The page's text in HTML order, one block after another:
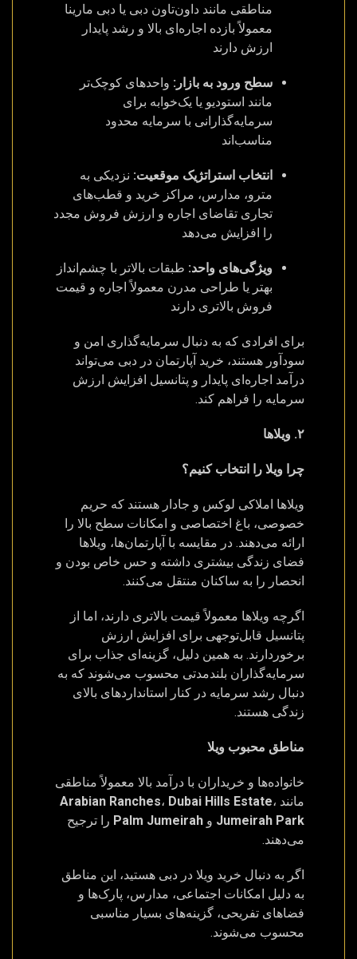
مناطقی مانند داون‌تاون دبی یا دبی مارینا
معمولاً بازده اجاره‌ای بالا و رشد پایدار
ارزش دارند
سطح ورود به بازار: واحدهای کوچک‌تر
مانند استودیو یا یک‌خوابه برای
سرمایه‌گذارانی با سرمایه محدود
مناسب‌اند
انتخاب استراتژیک موقعیت: نزدیکی به
مترو، مدارس، مراکز خرید و قطب‌های
تجاری تقاضای اجاره و ارزش فروش مجدد
را افزایش می‌دهد
ویژگی‌های واحد: طبقات بالاتر با چشم‌انداز
بهتر یا طراحی مدرن معمولاً اجاره و قیمت
فروش بالاتری دارند
برای افرادی که به دنبال سرمایه‌گذاری امن و
سودآور هستند، خرید آپارتمان در دبی می‌تواند
درآمد اجاره‌ای پایدار و پتانسیل افزایش ارزش
سرمایه را فراهم کند.
۲. ویلاها
چرا ویلا را انتخاب کنیم؟
ویلاها املاکی لوکس و جادار هستند که حریم
خصوصی، باغ اختصاصی و امکانات سطح بالا را
ارائه می‌دهند. در مقایسه با آپارتمان‌ها، ویلاها
فضای زندگی بیشتری داشته و حس خاص بودن و
انحصار را به ساکنان منتقل می‌کنند.
اگرچه ویلاها معمولاً قیمت بالاتری دارند، اما از
پتانسیل قابل‌توجهی برای افزایش ارزش
برخوردارند. به همین دلیل، گزینه‌ای جذاب برای
سرمایه‌گذاران بلندمدتی محسوب می‌شوند که به
دنبال رشد سرمایه در کنار استانداردهای بالای
زندگی هستند.
مناطق محبوب ویلا
خانواده‌ها و خریداران با درآمد بالا معمولاً مناطقی
مانند
Arabian Ranches، Dubai Hills Estate،
Jumeirah Park و Palm Jumeirah را ترجیح
می‌دهند.
اگر به دنبال خرید ویلا در دبی هستید، این مناطق
به دلیل امکانات اجتماعی، مدارس، پارک‌ها و
فضاهای تفریحی، گزینه‌های بسیار مناسبی
محسوب می‌شوند.